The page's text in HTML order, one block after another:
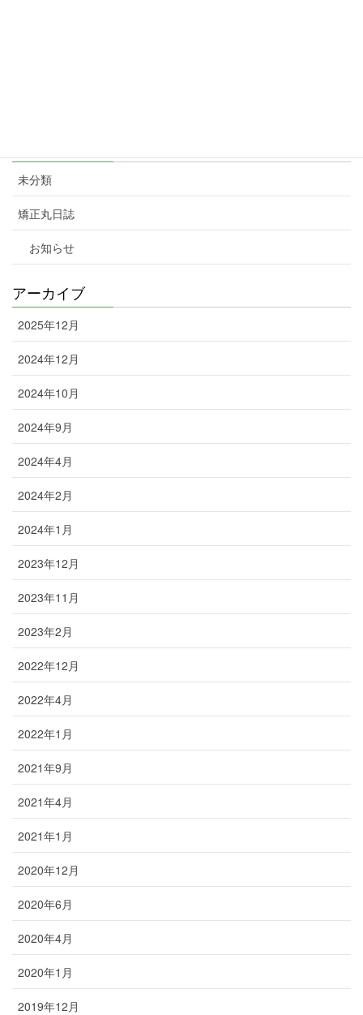
未分類
矯正丸日誌
お知らせ
アーカイブ
2025年12月
2024年12月
2024年10月
2024年9月
2024年4月
2024年2月
2024年1月
2023年12月
2023年11月
2023年2月
2022年12月
2022年4月
2022年1月
2021年9月
2021年4月
2021年1月
2020年12月
2020年6月
2020年4月
2020年1月
2019年12月